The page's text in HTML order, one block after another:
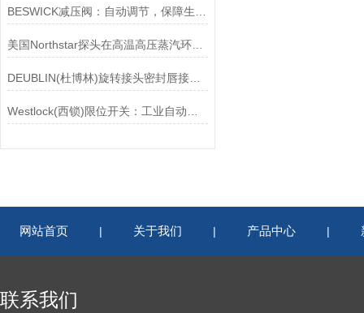
美国Northstar探头在高温高压蒸汽环境下的液位测量可靠性
DEUBLIN(杜博林)旋转接头密封唇接觖宽度和负载
网站首页 | 关于我们 | 产品中心 |
联系我们